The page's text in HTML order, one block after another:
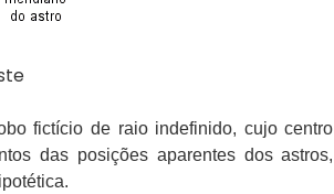
fictício de raio indefinido, cujo centro
das posições aparentes dos astros,